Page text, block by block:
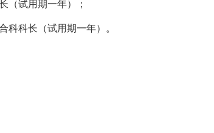
试用期一年）；
科长（试用期一年）。